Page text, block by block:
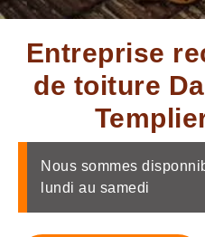
Entreprise
de toiture
Nous sommes
lundi au samedi